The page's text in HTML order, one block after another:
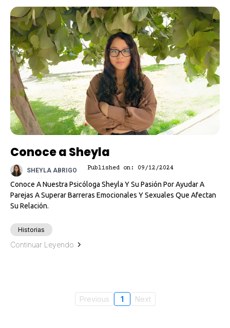
Conoce a Sheyla
SHEYLA ABRIGO Published on: 09/12/2024
Conoce A Nuestra Psicóloga Sheyla Y Su Pasión Por Ayudar A
Parejas A Superar Barreras Emocionales Y Sexuales Que Afectan
Su Relación.
Historias
Continuar Leyendo
Previous 1 Next